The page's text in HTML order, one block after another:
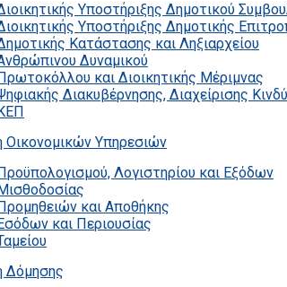
Υποστήριξης Δημοτικού
Υποστήριξης Δημοτικής
Κατάστασης και Ληξιαρχείου
Δυναμικού
και Διοικητικής Μέριμνας
Διακυβέρνησης, Διαχείρισης
Οικονομικών Υπηρεσιών
Λογιστηρίου και Εξόδων
και Αποθήκης
και Περιουσίας
Δόμησης